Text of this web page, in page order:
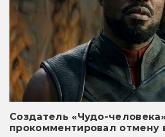
Создатель «Чудо-
прокомментировал отмену